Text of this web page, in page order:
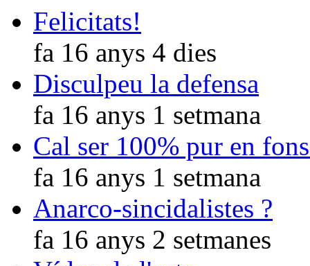
Felicitats!
fa 16 anys 4 dies
Disculpeu la defensa
fa 16 anys 1 setmana
Cal ser 100% pur en
fa 16 anys 1 setmana
Anarco-sincidalistes ?
fa 16 anys 2 setmanes